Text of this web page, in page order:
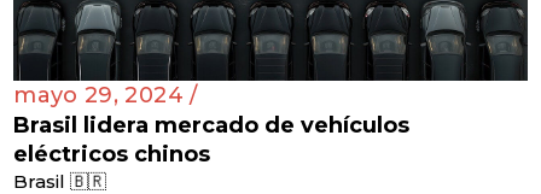
mayo 29, 2024 /
Brasil lidera mercado de vehículos
eléctricos chinos
Brasil 🇧🇷